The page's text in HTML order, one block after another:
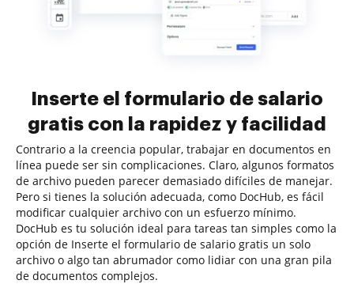
Inserte el formulario de salario
gratis con la rapidez y facilidad
Contrario a la creencia popular, trabajar en documentos en
línea puede ser sin complicaciones. Claro, algunos formatos
de archivo pueden parecer demasiado difíciles de manejar.
Pero si tienes la solución adecuada, como DocHub, es fácil
modificar cualquier archivo con un esfuerzo mínimo.
DocHub es tu solución ideal para tareas tan simples como la
opción de Inserte el formulario de salario gratis un solo
archivo o algo tan abrumador como lidiar con una gran pila
de documentos complejos.